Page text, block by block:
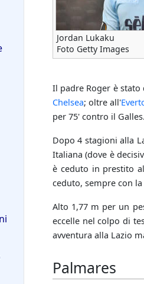
Jordan Lukaku
Foto Getty Images
Il padre Roger è
Chelsea; oltre all'
per 75' contro il
Dopo 4 stagioni alla
Italiana (dove è
è ceduto in prestito
ceduto, sempre con
Alto 1,77 m per un
eccelle nel colpo di
avventura alla Lazio
Palmares